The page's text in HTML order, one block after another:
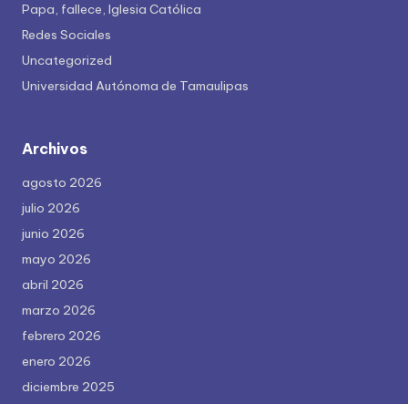
Papa, fallece, Iglesia Católica
Redes Sociales
Uncategorized
Universidad Autónoma de Tamaulipas
Archivos
agosto 2026
julio 2026
junio 2026
mayo 2026
abril 2026
marzo 2026
febrero 2026
enero 2026
diciembre 2025